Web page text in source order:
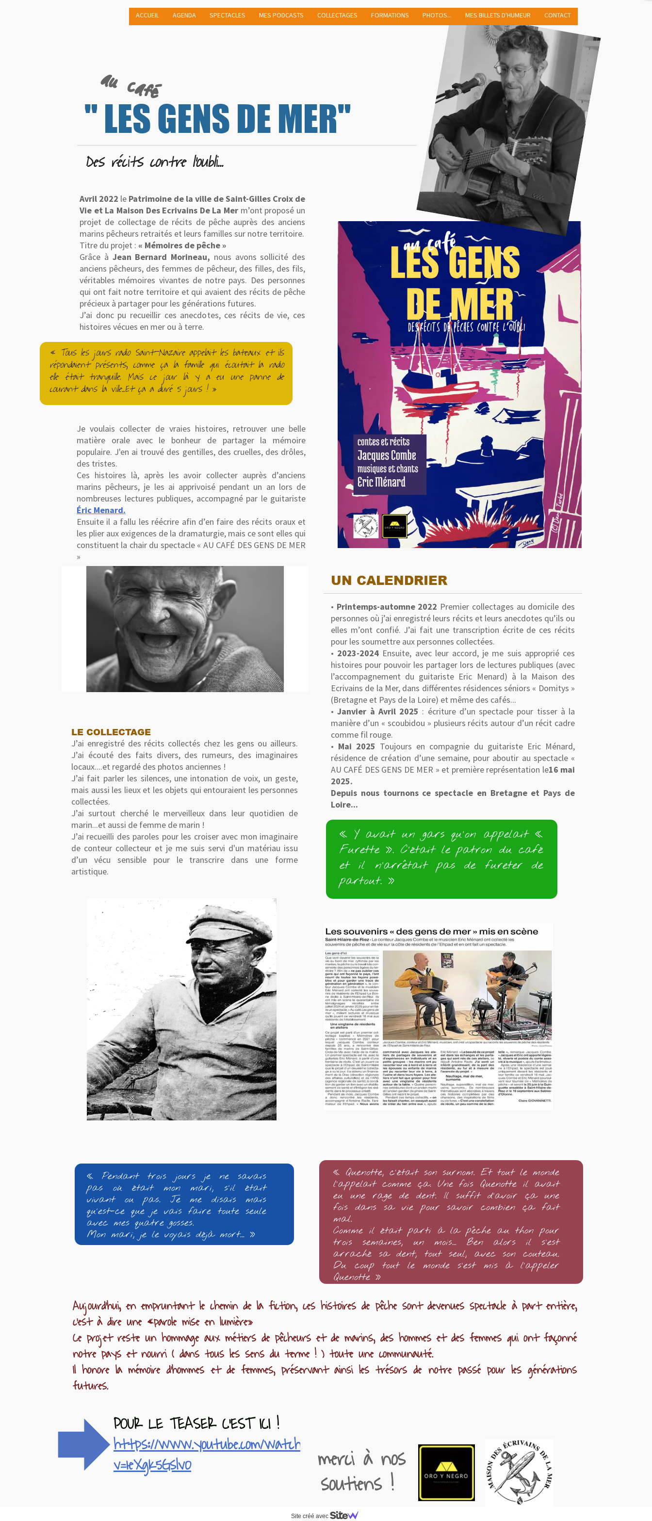
ACCUEIL AGENDA SPECTACLES MES PODCASTS COLLECTAGES FORMATIONS PHOTOS... MES BILLETS D'HUMEUR CONTACT
au café
"LES GENS DE MER"
Des récits contre l'oubli...
Avril 2022 le Patrimoine de la ville de Saint-Gilles Croix de
Vie et La Maison Des Ecrivains De La Mer m’ont proposé un
projet de collectage de récits de pêche auprès des anciens
marins pêcheurs retraités et leurs familles sur notre territoire.
Titre du projet : « Mémoires de pêche »
Grâce à Jean Bernard Morineau, nous avons sollicité des
anciens pêcheurs, des femmes de pêcheur, des filles, des fils,
véritables mémoires vivantes de notre pays. Des personnes
qui ont fait notre territoire et qui avaient des récits de pêche
précieux à partager pour les générations futures.
J’ai donc pu recueillir ces anecdotes, ces récits de vie, ces
histoires vécues en mer ou à terre.
« Tous les jours radio Saint-Nazaire appelait les bateaux et ils
répondaient présents, comme ça la famille qui écoutait la radio
elle était tranquille. Mais ce jour là y a eu une panne de
courant dans la ville...Et ça a duré 5 jours ! »
Je voulais collecter de vraies histoires, retrouver une belle
matière orale avec le bonheur de partager la mémoire
populaire. J'en ai trouvé des gentilles, des cruelles, des drôles,
des tristes.
Ces histoires là, après les avoir collecter auprès d’anciens
marins pêcheurs, je les ai apprivoisé pendant un an lors de
nombreuses lectures publiques, accompagné par le guitariste
Éric Menard.
Ensuite il a fallu les réécrire afin d’en faire des récits oraux et
les plier aux exigences de la dramaturgie, mais ce sont elles qui
constituent la chair du spectacle « AU CAFÉ DES GENS DE MER
»
UN CALENDRIER
• Printemps-automne 2022 Premier collectages au domicile des
personnes où j’ai enregistré leurs récits et leurs anecdotes qu’ils ou
elles m’ont confié. J’ai fait une transcription écrite de ces récits
pour les soumettre aux personnes collectées.
• 2023-2024 Ensuite, avec leur accord, je me suis approprié ces
histoires pour pouvoir les partager lors de lectures publiques (avec
l’accompagnement du guitariste Eric Menard) à la Maison des
Ecrivains de la Mer, dans différentes résidences séniors « Domitys »
(Bretagne et Pays de la Loire) et même des cafés...
•Janvier à Avril 2025 : écriture d’un spectacle pour tisser à la
manière d’un « scoubidou » plusieurs récits autour d’un récit cadre
comme fil rouge.
• Mai 2025 Toujours en compagnie du guitariste Eric Ménard,
résidence de création d’une semaine, pour aboutir au spectacle «
AU CAFÉ DES GENS DE MER » et première représentation le16 mai
2025.
Depuis nous tournons ce spectacle en Bretagne et Pays de
Loire...
LE COLLECTAGE
J’ai enregistré des récits collectés chez les gens ou ailleurs.
J’ai écouté des faits divers, des rumeurs, des imaginaires
locaux....et regardé des photos anciennes !
J’ai fait parler les silences, une intonation de voix, un geste,
mais aussi les lieux et les objets qui entouraient les personnes
collectées.
J’ai surtout cherché le merveilleux dans leur quotidien de
marin...et aussi de femme de marin !
J’ai recueilli des paroles pour les croiser avec mon imaginaire
de conteur collecteur et je me suis servi d'un matériau issu
d’un vécu sensible pour le transcrire dans une forme
artistique.
« Y avait un gars qu'on appelait «
Furette ». C’était le patron du café
et il n’arrêtait pas de fureter de
partout. »
« Quenotte, c’était son surnom. Et tout le monde
l’appelait comme ça. Une fois Quenotte il avait
eu une rage de dent. Il suffit d'avoir ça une
fois dans sa vie pour savoir combien ça fait
mal.
Comme il était parti à la pêche au thon pour
trois semaines, un mois... Ben alors il s'est
arraché sa dent, tout seul, avec son couteau.
Du coup tout le monde s’est mis à l’appeler
Quenotte »
« Pendant trois jours je ne savais
pas où était mon mari, s'il était
vivant ou pas. Je me disais mais
qu'est-ce que je vais faire toute seule
avec mes quatre gosses.
Mon mari, je le voyais déjà mort... »
Aujourd’hui, en empruntant le chemin de la fiction, ces histoires de pêche sont devenues spectacle à part entière,
c'est à dire une «parole mise en lumière»
Ce projet reste un hommage aux métiers de pêcheurs et de marins, des hommes et des femmes qui ont façonné
notre pays et nourri ( dans tous les sens du terme ! ) toute une communauté.
Il honore la mémoire d’hommes et de femmes, préservant ainsi les trésors de notre passé pour les générations
futures.
forwardPOUR LE TEASER C'EST ICI !
https://www.youtube.com/watch?
v=1eXgK5Gslv0 merci à nos
soutiens !
Site créé avec